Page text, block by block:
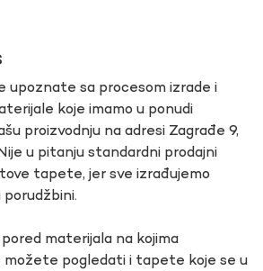
upoznate sa procesom izrade i
koje imamo u ponudi
proizvodnju na adresi Zagrađe 9,
u pitanju standardni prodajni
tapete, jer sve izrađujemo
materijala na kojima
pogledati i tapete koje se u